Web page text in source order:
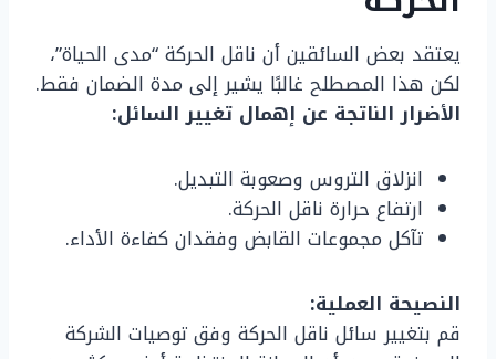
يعتقد بعض السائقين أن ناقل الحركة “مدى الحياة”،
لكن هذا المصطلح غالبًا يشير إلى مدة الضمان فقط.
الأضرار الناتجة عن إهمال تغيير السائل:
انزلاق التروس وصعوبة التبديل.
ارتفاع حرارة ناقل الحركة.
تآكل مجموعات القابض وفقدان كفاءة الأداء.
النصيحة العملية:
قم بتغيير سائل ناقل الحركة وفق توصيات الشركة